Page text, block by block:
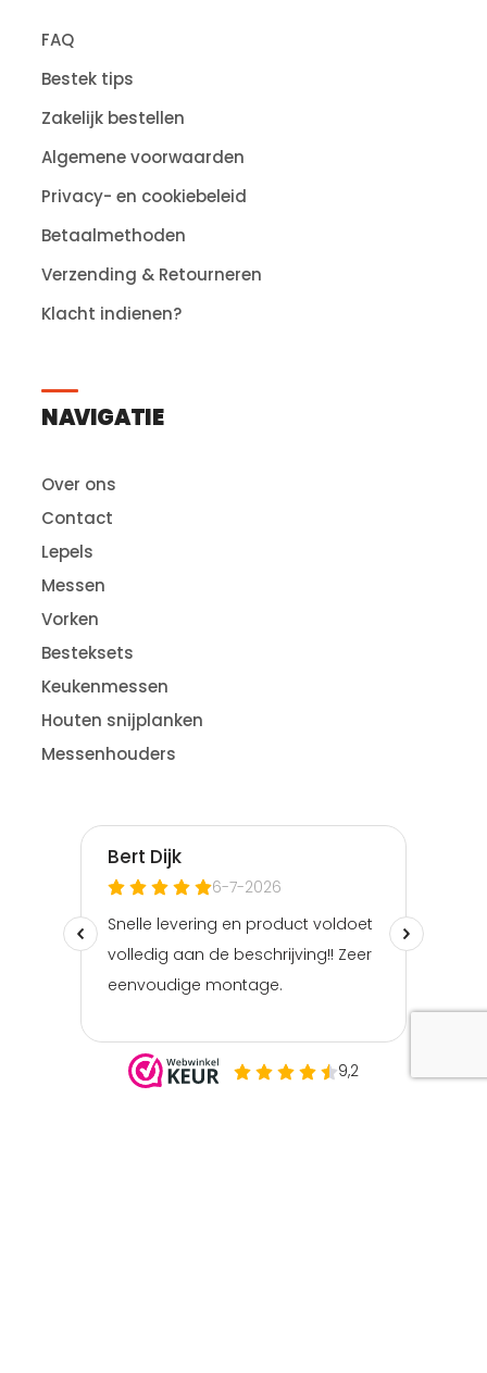
FAQ
Bestek tips
Zakelijk bestellen
Algemene voorwaarden
Privacy- en cookiebeleid
Betaalmethoden
Verzending & Retourneren
Klacht indienen?
NAVIGATIE
Over ons
Contact
Lepels
Messen
Vorken
Besteksets
Keukenmessen
Houten snijplanken
Messenhouders